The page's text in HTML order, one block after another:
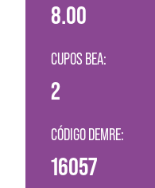
8.00
CUPOS BEA:
2
CÓDIGO DEMRE:
16057